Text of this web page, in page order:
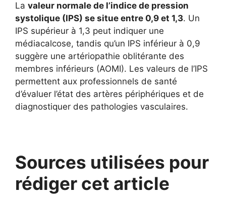
La valeur normale de l’indice de pression
systolique (IPS) se situe entre 0,9 et 1,3. Un
IPS supérieur à 1,3 peut indiquer une
médiacalcose, tandis qu’un IPS inférieur à 0,9
suggère une artériopathie oblitérante des
membres inférieurs (AOMI). Les valeurs de l’IPS
permettent aux professionnels de santé
d’évaluer l’état des artères périphériques et de
diagnostiquer des pathologies vasculaires.
Sources utilisées pour
rédiger cet article